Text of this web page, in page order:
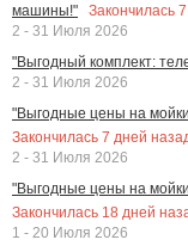
машины!"
Закончилась 7
2 - 31 Июля 2026
"Выгодный комплект:
2 - 31 Июля 2026
"Выгодные цены на
Закончилась 7 дней
2 - 31 Июля 2026
"Выгодные цены на
Закончилась 18 дней
1 - 20 Июля 2026